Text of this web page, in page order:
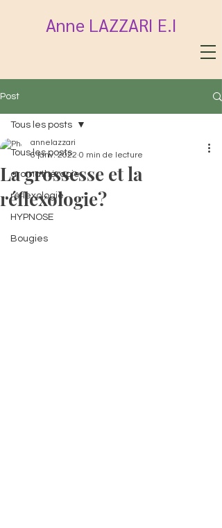
Anne LAZZARI E.I
Post
Tous les posts
aromathérapie
réflexologie
HYPNOSE
Bougies
Tous les posts
La grossesse et la
réflexologie?
annelazzari
6 janv. 2022 0 min de lecture